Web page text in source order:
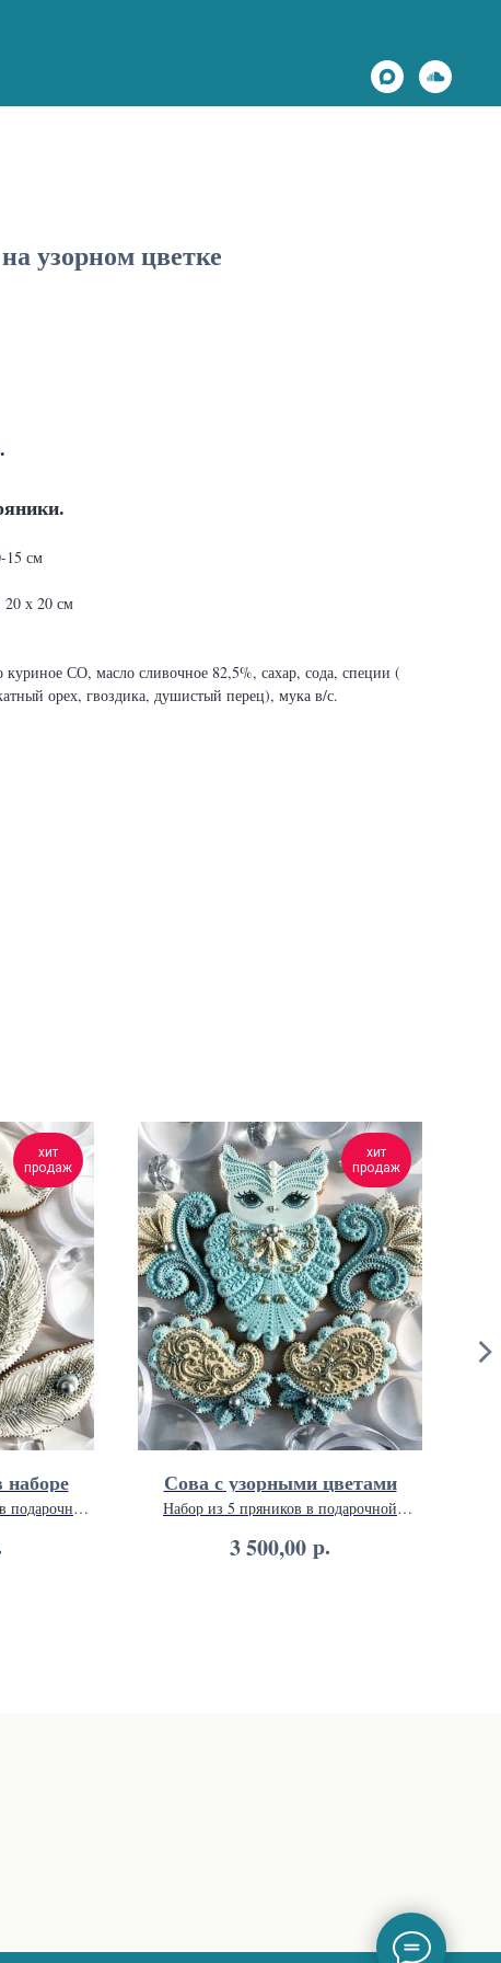
узорном цветке
15 см
20 х 20 см
СО, масло сливочное 82,5%, сахар, сода, специи (
орех, гвоздика, душистый перец), мука в/с.
хит
продаж
наборе
подарочной
хит
продаж
Сова с узорными цветами
Набор из 5 пряников в подарочной
упаковке.
3 500,00 р.